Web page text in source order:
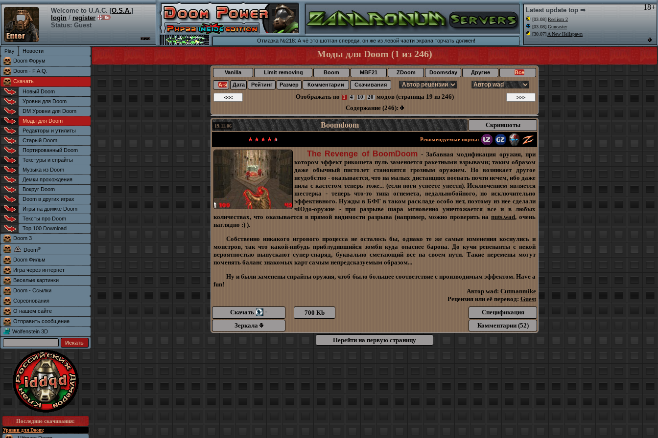
18+
Welcome to U.A.C. [O.S.A.]
login / register
Status: Guest
Latest update top ⇒
[03.08] Reelism 2
[03.08] Guncaster
[30.07] A New Hellspawn
Отмазка №218: А чё это шотган спереди, он же из левой части экрана торчать должен!
Новости
Doom Форум
Doom - F.A.Q.
Скачать
Новый Doom
Уровни для Doom
DM Уровни для Doom
Моды для Doom
Редакторы и утилиты
Старый Doom
Портированный Doom
Текстуры и спрайты
Музыка из Doom
Демки прохождения
Вокруг Doom
Doom в других играх
Игры на движке Doom
Тексты про Doom
Top 100 Download
Doom 3
Doom®
Doom Фильм
Игра через интернет
Веселые картинки
Doom - Ссылки
Соревнования
О нашем сайте
Отправить сообщение
Wolfenstein 3D
Последние скачивания:
Уровни для Doom:
Моды для Doom (1 из 246)
Vanilla Limit removing Boom MBF21 ZDoom Doomsday Другие Все
А-я Дата Рейтинг Размер Комментарии Скачивания
Отображать по 1 4 10 20модов (страница 19 из 246)
Содержание (246):
19.11.06 Boomdoom Скриншоты
Рекомендуемые порты:
The Revenge of BoomDoom - Забавная модификация оружия, при
котором эффект рикошета пуль заменяется ракетными взрывами; таким образом
даже обычный пистолет становится грозным оружием. Но возникает другое
неудобство - оказывается, что на малых дистанциях воевать почти нечем, ибо даже
пила с кастетом теперь тоже... (если ноги успеете унести). Исключением является
шестерка - теперь что-то типа огнемета, недальнобойного, но исключительно
эффективного. Нужды в БФГ в таком раскладе особо нет, поэтому из нее сделали
чЮдо-оружие - при разрыве шара мгновенно уничтожается все и в любых
количествах, что оказывается в прямой видимости разрыва (например, можно проверить наnuts.wad, очень
наглядно :) ).
Собственно никакого игрового процесса не осталось бы, однако те же самые изменения коснулись и
монстров, так что какой-нибудь приблудившийся зомби куда опаснее барона. До кучи ревенанты с некой
вероятностью выпускают супер-снаряд, буквально сметающий все на своем пути. Такие перемены могут
поменять баланс знакомых карт самым непредсказуемым образом...
Ну и были заменены спрайты оружия, чтоб было большее соответствие с производимым эффектом. Have a
fun!
Автор wad: Cutmanmike
Рецензия или её перевод: Guest
Скачать
* 700 Kb
Спецификация
Зеркала
Комментарии (52)